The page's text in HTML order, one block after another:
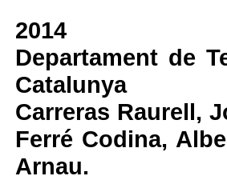
2014
Departament de
Catalunya
Carreras Raurell,
Ferré Codina,
Arnau.